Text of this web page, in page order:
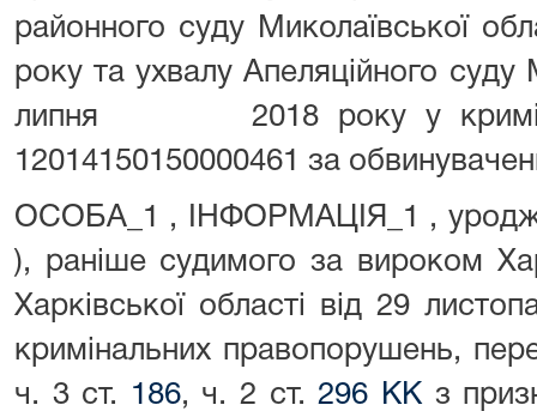
районного суду Миколаївської
року та ухвалу Апеляційного суду
липня 2018 року у
12014150150000461 за
ОСОБА_1 , ІНФОРМАЦІЯ_1 ,
), раніше судимого за вироком
Харківської області від 29
кримінальних правопорушень,
ч. 3 ст. 186, ч. 2 ст.296 ККз